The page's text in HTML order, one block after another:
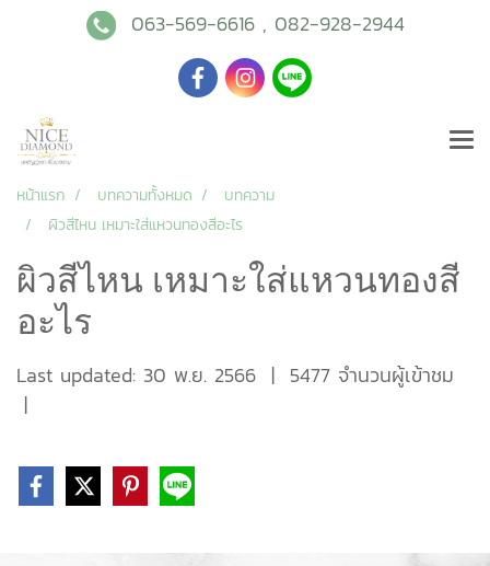
063-569-6616, 082-928-2944
หน้าแรก บทความทั้งหมด
บทความ
ผิวสีไหน เหมาะใส่แหวนทองสีอะไร
ผิวสีไหน เหมาะใส่แหวนทองสี
อะไร
Last updated: 30 พ.ย. 2566 | 5477 จำนวนผู้เข้าชม
|